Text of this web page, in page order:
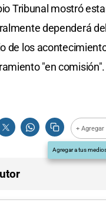
Tribunal mostró
dependerá
de los
"en comisión".
+
Agregar a tus